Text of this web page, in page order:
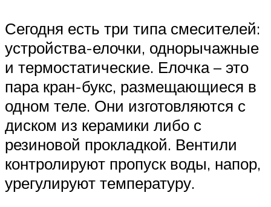
Сегодня есть три типа смесителей:
устройства-елочки, однорычажные
и термостатические. Елочка – это
пара кран-букс, размещающиеся в
одном теле. Они изготовляются с
диском из керамики либо с
резиновой прокладкой. Вентили
контролируют пропуск воды, напор,
урегулируют температуру.